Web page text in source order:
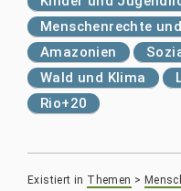
Menschenrechte
Amazonien
Wald und Klima
Rio+20
Existiert in Themen >